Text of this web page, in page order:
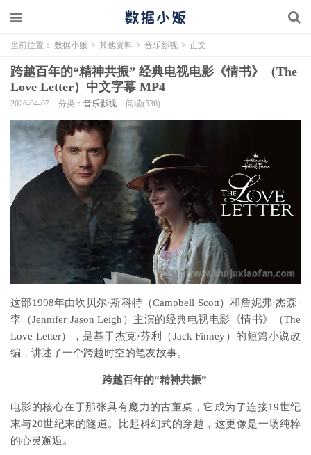
当前位置： 数据小贩 > 其他资料 > 音乐影视 > 正文
跨越百年的“精神共振” 经典电视电影《情书》（The
Love Letter）中文字幕 MP4
2026-04-07 分类： 音乐影视 阅读(536)
这部1998年由坎贝尔·斯科特（Campbell Scott）和詹妮弗·杰森·
李（Jennifer Jason Leigh）主演的经典电视电影《情书》（The
Love Letter），是基于杰克·芬利（Jack Finney）的短篇小说改
编，讲述了一个跨越时空的笔友故事。
跨越百年的“精神共振”
电影的核心在于那张具有魔力的古董桌，它成为了连接19世纪
末与20世纪末的隧道。比起科幻式的穿越，这更像是一场纯粹
的心灵邂逅。